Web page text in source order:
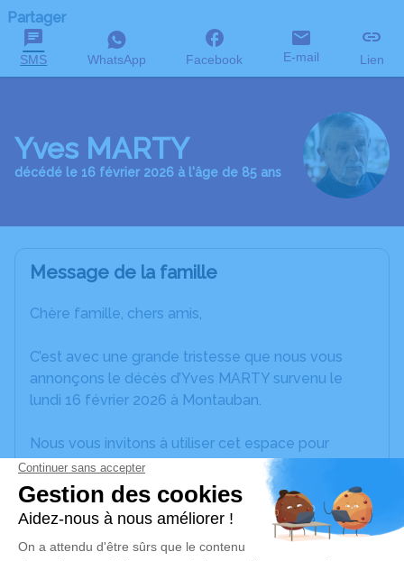
Partager
SMS WhatsApp Facebook E-mail Lien
Yves MARTY
décédé le 16 février 2026 à l'âge de 85 ans
Message de la famille
Chère famille, chers amis,
C’est avec une grande tristesse que nous vous
annonçons le décès d’Yves MARTY survenu le
lundi 16 février 2026 à Montauban.
Nous vous invitons à utiliser cet espace pour
laisser vos condoléances, partager des photos
souvenirs, une anecdote ou exprimer vos pensées
à travers des poèmes ou des textes. Cet endroit
est un lieu d'expression dédié à honorer la
mémoire d’Yves MARTY.